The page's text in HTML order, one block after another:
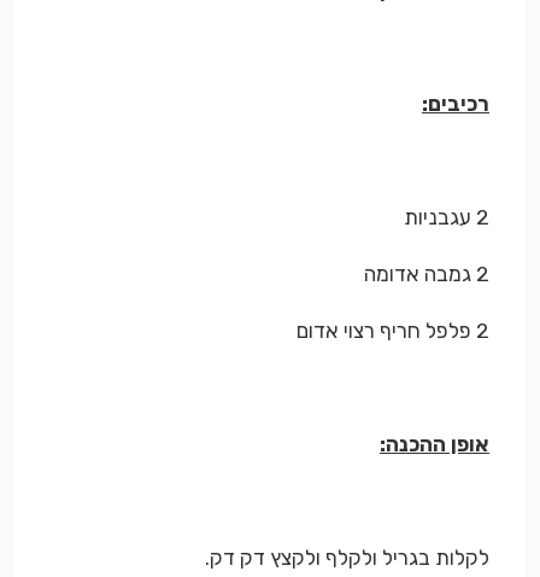
רכיבים:
2 עגבניות
2 גמבה אדומה
2 פלפל חריף רצוי אדום
אופן ההכנה:
לקלות בגריל ולקלף ולקצץ דק דק.